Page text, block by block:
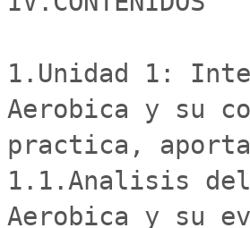
1.Unidad 1:
Aerobica y su
practica,
1.1.Analisis
Aerobica y su